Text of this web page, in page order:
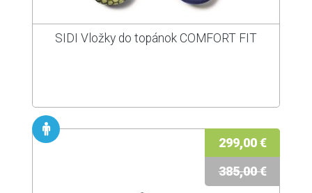
SIDI Vložky do topánok COMFORT FIT
299,00 €
385,00 €